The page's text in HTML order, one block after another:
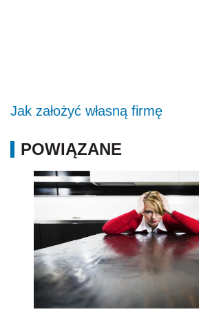
Jak założyć własną firmę
POWIĄZANE